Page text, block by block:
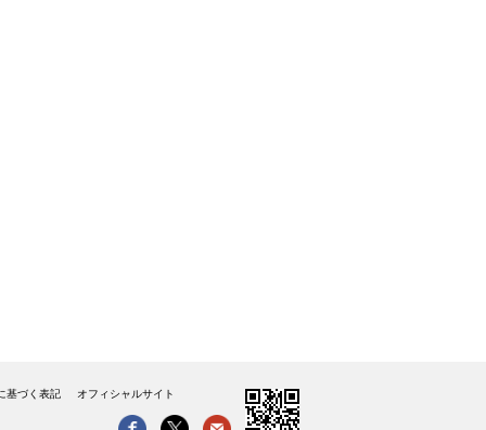
基づく表記 オフィシャルサイト